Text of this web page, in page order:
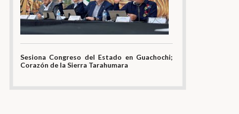
Sesiona Congreso del Estado en Guachochi;
Corazón de la Sierra Tarahumara